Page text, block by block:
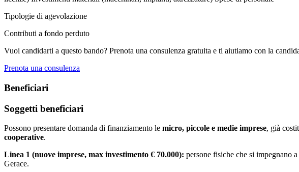
Tipologie di agevolazione
Contributi a fondo perduto
Vuoi candidarti a questo bando? Prenota una consulenza gratuita e ti aiutiamo con la
Prenota una consulenza
Beneficiari
Soggetti beneficiari
Possono presentare domanda di finanziamento le micro, piccole e medie imprese, già
cooperative.
Linea 1 (nuove imprese, max investimento € 70.000): persone fisiche che si impegnano
Gerace.